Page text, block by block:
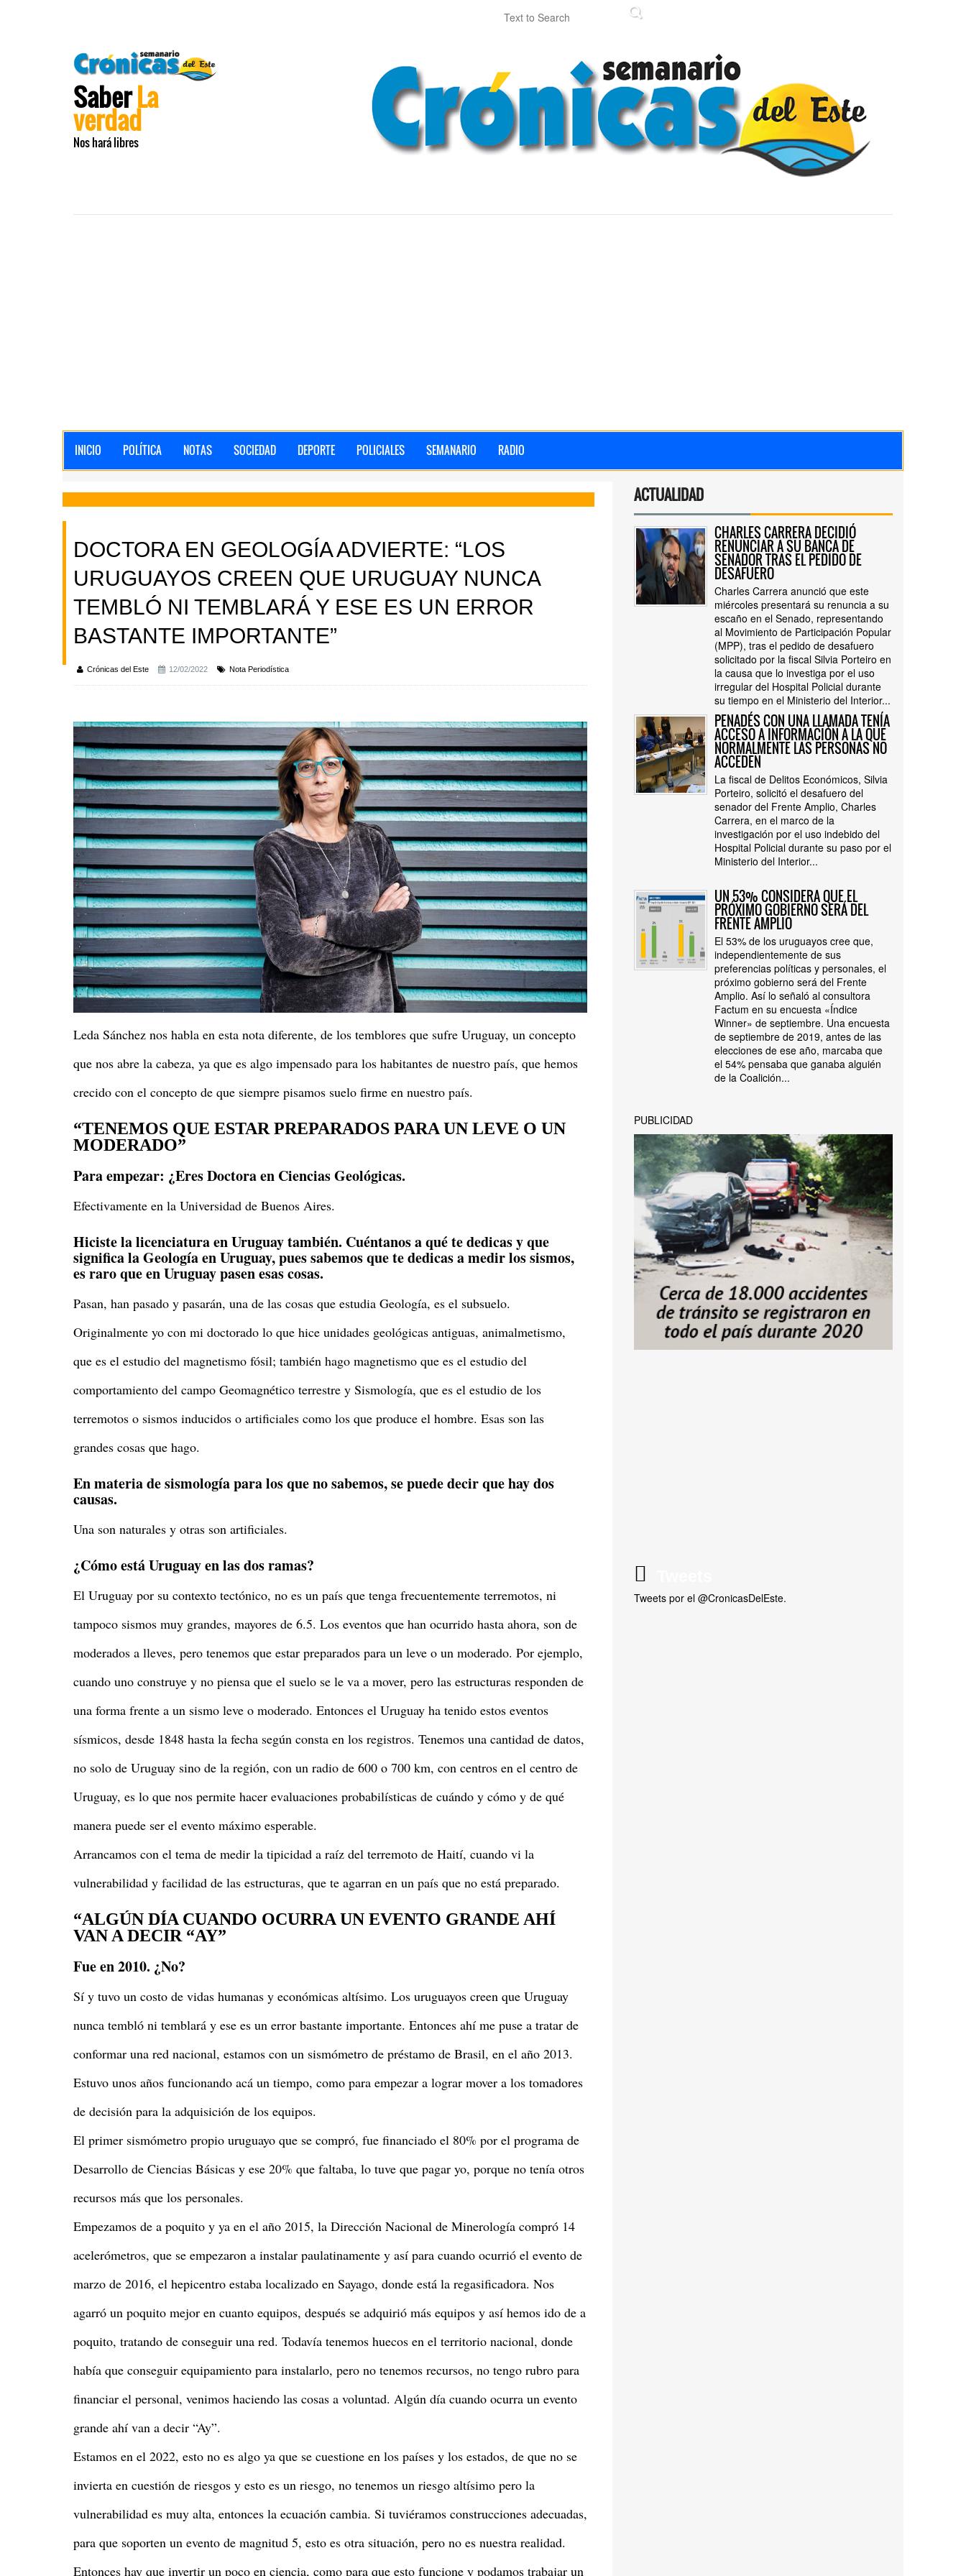
SaberLa
verdad
Nos hará libres
INICIO POLÍTICA NOTAS SOCIEDAD DEPORTE POLICIALES SEMANARIO RADIO
DOCTORA EN GEOLOGÍA ADVIERTE: “LOS
URUGUAYOS CREEN QUE URUGUAY NUNCA
TEMBLÓ NI TEMBLARÁ Y ESE ES UN ERROR
BASTANTE IMPORTANTE”
Crónicas del Este 12/02/2022 Nota Periodística
Leda Sánchez nos habla en esta nota diferente, de los temblores que sufre Uruguay, un concepto
que nos abre la cabeza, ya que es algo impensado para los habitantes de nuestro país, que hemos
crecido con el concepto de que siempre pisamos suelo firme en nuestro país.
“TENEMOS QUE ESTAR PREPARADOS PARA UN LEVE O UN
MODERADO”
Para empezar: ¿Eres Doctora en Ciencias Geológicas.
Efectivamente en la Universidad de Buenos Aires.
Hiciste la licenciatura en Uruguay también. Cuéntanos a qué te dedicas y que
significa la Geología en Uruguay, pues sabemos que te dedicas a medir los sismos,
es raro que en Uruguay pasen esas cosas.
Pasan, han pasado y pasarán, una de las cosas que estudia Geología, es el subsuelo.
Originalmente yo con mi doctorado lo que hice unidades geológicas antiguas, animalmetismo,
que es el estudio del magnetismo fósil; también hago magnetismo que es el estudio del
comportamiento del campo Geomagnético terrestre y Sismología, que es el estudio de los
terremotos o sismos inducidos o artificiales como los que produce el hombre. Esas son las
grandes cosas que hago.
En materia de sismología para los que no sabemos, se puede decir que hay dos
causas.
Una son naturales y otras son artificiales.
¿Cómo está Uruguay en las dos ramas?
El Uruguay por su contexto tectónico, no es un país que tenga frecuentemente terremotos, ni
tampoco sismos muy grandes, mayores de 6.5. Los eventos que han ocurrido hasta ahora, son de
moderados a lleves, pero tenemos que estar preparados para un leve o un moderado. Por ejemplo,
cuando uno construye y no piensa que el suelo se le va a mover, pero las estructuras responden de
una forma frente a un sismo leve o moderado. Entonces el Uruguay ha tenido estos eventos
sísmicos, desde 1848 hasta la fecha según consta en los registros. Tenemos una cantidad de datos,
no solo de Uruguay sino de la región, con un radio de 600 o 700 km, con centros en el centro de
Uruguay, es lo que nos permite hacer evaluaciones probabilísticas de cuándo y cómo y de qué
manera puede ser el evento máximo esperable.
Arrancamos con el tema de medir la tipicidad a raíz del terremoto de Haití, cuando vi la
vulnerabilidad y facilidad de las estructuras, que te agarran en un país que no está preparado.
“ALGÚN DÍA CUANDO OCURRA UN EVENTO GRANDE AHÍ
VAN A DECIR “AY”
Fue en 2010. ¿No?
Sí y tuvo un costo de vidas humanas y económicas altísimo. Los uruguayos creen que Uruguay
nunca tembló ni temblará y ese es un error bastante importante. Entonces ahí me puse a tratar de
conformar una red nacional, estamos con un sismómetro de préstamo de Brasil, en el año 2013.
Estuvo unos años funcionando acá un tiempo, como para empezar a lograr mover a los tomadores
de decisión para la adquisición de los equipos.
El primer sismómetro propio uruguayo que se compró, fue financiado el 80% por el programa de
Desarrollo de Ciencias Básicas y ese 20% que faltaba, lo tuve que pagar yo, porque no tenía otros
recursos más que los personales.
Empezamos de a poquito y ya en el año 2015, la Dirección Nacional de Minerología compró 14
acelerómetros, que se empezaron a instalar paulatinamente y así para cuando ocurrió el evento de
marzo de 2016, el hepicentro estaba localizado en Sayago, donde está la regasificadora. Nos
agarró un poquito mejor en cuanto equipos, después se adquirió más equipos y así hemos ido de a
poquito, tratando de conseguir una red. Todavía tenemos huecos en el territorio nacional, donde
había que conseguir equipamiento para instalarlo, pero no tenemos recursos, no tengo rubro para
financiar el personal, venimos haciendo las cosas a voluntad. Algún día cuando ocurra un evento
grande ahí van a decir “Ay”.
Estamos en el 2022, esto no es algo ya que se cuestione en los países y los estados, de que no se
invierta en cuestión de riesgos y esto es un riesgo, no tenemos un riesgo altísimo pero la
vulnerabilidad es muy alta, entonces la ecuación cambia. Si tuviéramos construcciones adecuadas,
para que soporten un evento de magnitud 5, esto es otra situación, pero no es nuestra realidad.
Entonces hay que invertir un poco en ciencia, como para que esto funcione y podamos trabajar un
ACTUALIDAD
CHARLES CARRERA DECIDIÓ
RENUNCIAR A SU BANCA DE
SENADOR TRAS EL PEDIDO DE
DESAFUERO
Charles Carrera anunció que este
miércoles presentará su renuncia a su
escaño en el Senado, representando
al Movimiento de Participación Popular
(MPP), tras el pedido de desafuero
solicitado por la fiscal Silvia Porteiro en
la causa que lo investiga por el uso
irregular del Hospital Policial durante
su tiempo en el Ministerio del Interior...
PENADÉS CON UNA LLAMADA TENÍA
ACCESO A INFORMACIÓN A LA QUE
NORMALMENTE LAS PERSONAS NO
ACCEDEN
La fiscal de Delitos Económicos, Silvia
Porteiro, solicitó el desafuero del
senador del Frente Amplio, Charles
Carrera, en el marco de la
investigación por el uso indebido del
Hospital Policial durante su paso por el
Ministerio del Interior...
UN 53% CONSIDERA QUE EL
PRÓXIMO GOBIERNO SERÁ DEL
FRENTE AMPLIO
El 53% de los uruguayos cree que,
independientemente de sus
preferencias políticas y personales, el
próximo gobierno será del Frente
Amplio. Así lo señaló al consultora
Factum en su encuesta «Índice
Winner» de septiembre. Una encuesta
de septiembre de 2019, antes de las
elecciones de ese año, marcaba que
el 54% pensaba que ganaba alguién
de la Coalición...
PUBLICIDAD
Tweets por el @CronicasDelEste.